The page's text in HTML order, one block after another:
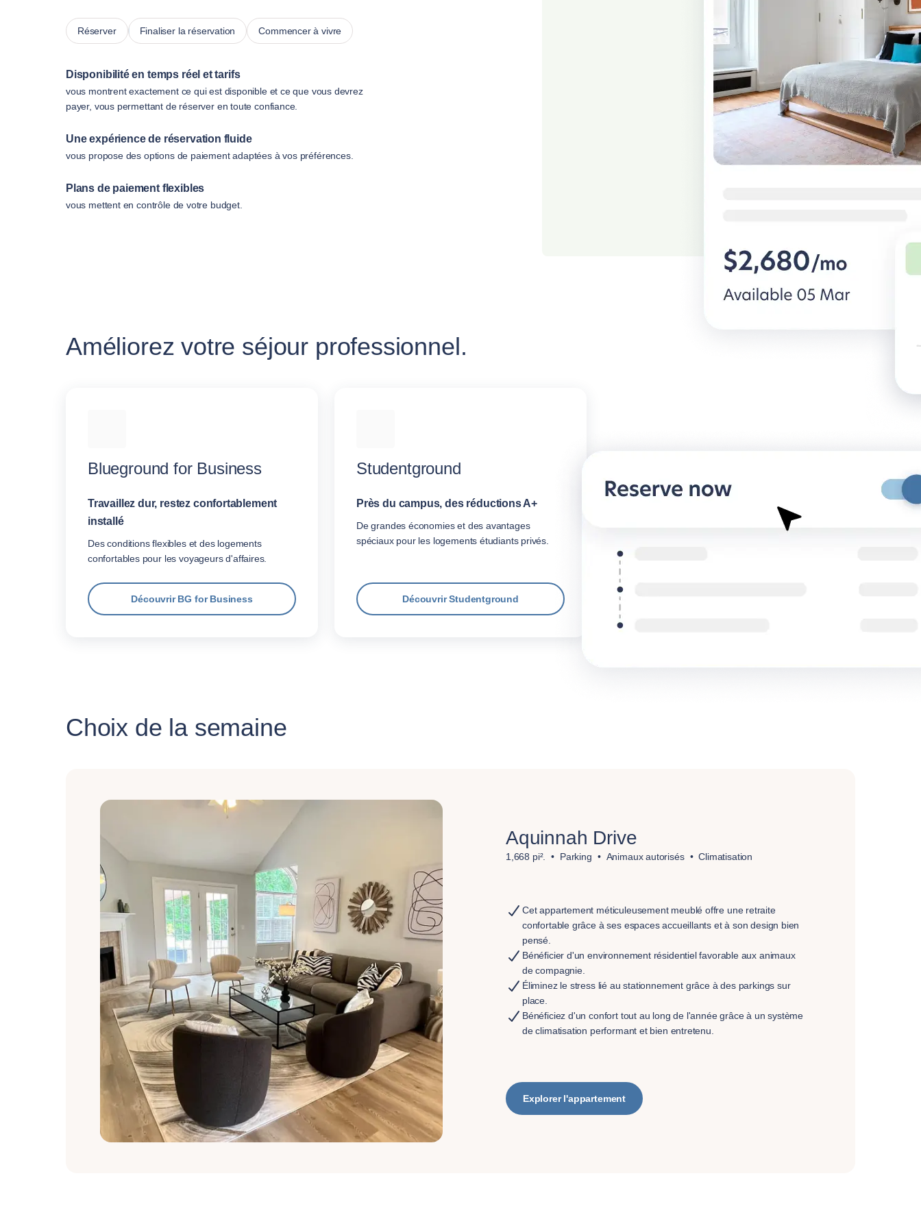
Réserver Finaliser la réservation Commencer à vivre
Disponibilité en temps réel et tarifs
vous montrent exactement ce qui est disponible et ce que vous devrez
payer, vous permettant de réserver en toute confiance.
Une expérience de réservation fluide
vous propose des options de paiement adaptées à vos préférences.
Plans de paiement flexibles
vous mettent en contrôle de votre budget.
Améliorez votre séjour professionnel.
Blueground for Business
Travaillez dur, restez confortablement
installé
Des conditions flexibles et des logements
confortables pour les voyageurs d'affaires.
Découvrir BG for Business
Studentground
Près du campus, des réductions A+
De grandes économies et des avantages
spéciaux pour les logements étudiants privés.
Découvrir Studentground
Choix de la semaine
Aquinnah Drive
1,668 pi². Parking Animaux autorisés Climatisation
Cet appartement méticuleusement meublé offre une retraite
confortable grâce à ses espaces accueillants et à son design bien
pensé.
Bénéficier d'un environnement résidentiel favorable aux animaux
de compagnie.
Éliminez le stress lié au stationnement grâce à des parkings sur
place.
Bénéficiez d'un confort tout au long de l'année grâce à un système
de climatisation performant et bien entretenu.
Explorer l'appartement